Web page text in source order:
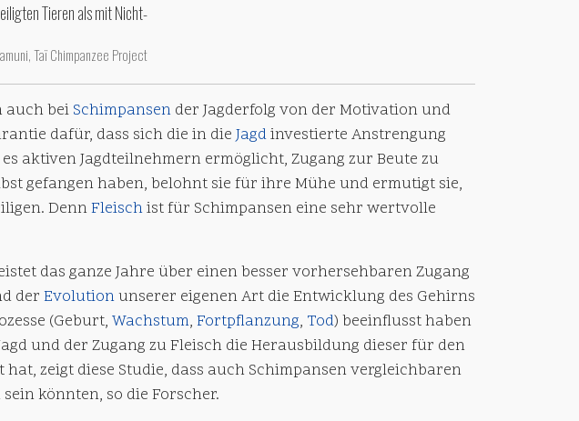
Tieren als mit Nicht-
Taï Chimpanzee Project
auch bei Schimpansen der Jagderfolg von der Motivation und
dafür, dass sich die in dieJagdinvestierte Anstrengung
aktiven Jagdteilnehmern ermöglicht, Zugang zur Beute zu
gefangen haben, belohnt sie für ihre Mühe und ermutigt sie,
DennFleischist für Schimpansen eine sehr wertvolle
das ganze Jahre über einen besser vorhersehbaren Zugang
der Evolutionunserer eigenen Art die Entwicklung des Gehirns
(Geburt, Wachstum, Fortpflanzung, Tod) beeinflusst haben
und der Zugang zu Fleisch die Herausbildung dieser für den
zeigt diese Studie, dass auch Schimpansen vergleichbaren
könnten, so die Forscher.